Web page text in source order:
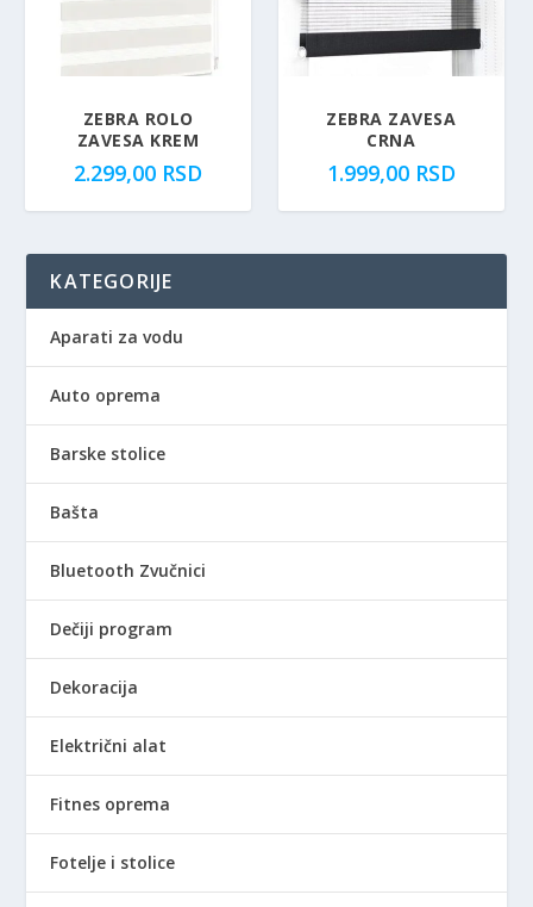
ZEBRA ROLO
ZAVESA KREM
2.299,00 RSD
ZEBRA ZAVESA
CRNA
1.999,00 RSD
KATEGORIJE
Aparati za vodu
Auto oprema
Barske stolice
Bašta
Bluetooth Zvučnici
Dečiji program
Dekoracija
Električni alat
Fitnes oprema
Fotelje i stolice